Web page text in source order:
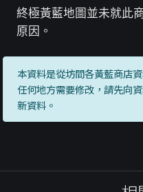
終極黃藍地圖並未就此
原因。
本資料是從坊間各黃藍商店
任何地方需要修改，請先向
新資料。